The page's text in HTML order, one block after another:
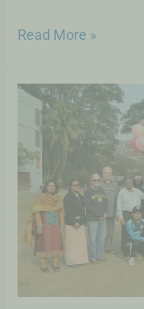
Read More »